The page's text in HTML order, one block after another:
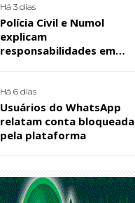
Há 3 dias
Polícia Civil e Numol
explicam
responsabilidades em
encontrado em residência,
em Patos
Há 6 dias
Usuários do WhatsApp
relatam conta bloqueada
pela plataforma